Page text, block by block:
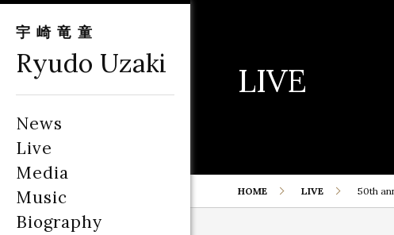
宇崎竜童
Ryudo Uzaki
News
Live
Media
Music
Biography
LIVE
HOME LIVE 50th